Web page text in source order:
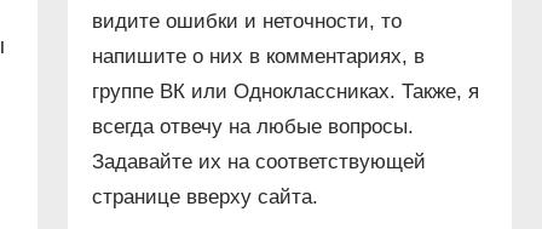
видите ошибки и неточности, то
напишите о них в комментариях, в
группе ВК или Одноклассниках. Также, я
всегда отвечу на любые вопросы.
Задавайте их на соответствующей
странице вверху сайта.